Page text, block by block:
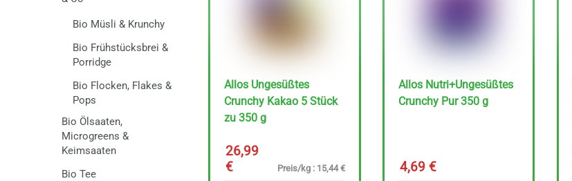
Bio Müsli & Krunchy
Bio Frühstücksbrei &
Porridge
Bio Flocken, Flakes &
Pops
Bio Ölsaaten,
Microgreens &
Keimsaaten
Bio Tee
Allos Ungesüßtes
Crunchy Kakao 5 Stück
zu 350 g
26,99
€
Preis/kg : 15,44 €
Allos Nutri+Ungesüßtes
Crunchy Pur 350 g
4,69 €